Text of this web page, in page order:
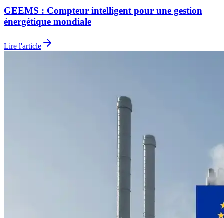
GEEMS : Compteur intelligent pour une gestion
énergétique mondiale
Lire l'article